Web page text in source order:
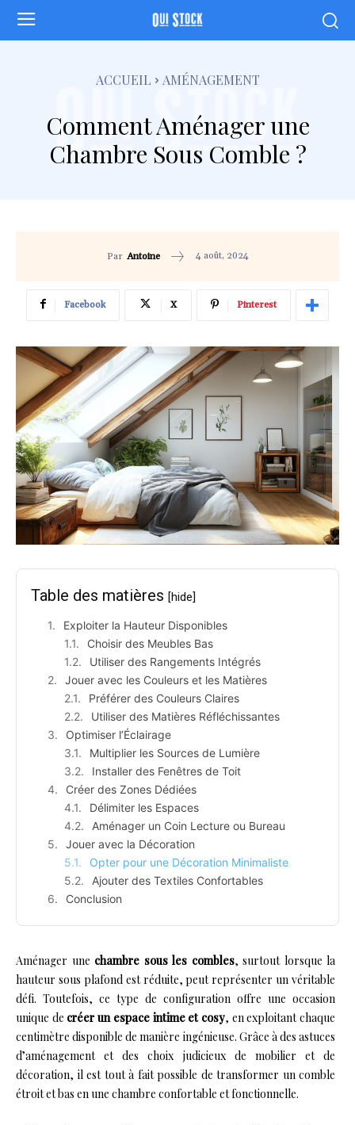
ACCUEIL AMÉNAGEMENT
Comment Aménager une
Chambre Sous Comble ?
Par Antoine 4 août, 2024
Facebook X Pinterest
Table des matières [hide]
Exploiter la Hauteur Disponibles
Choisir des Meubles Bas
Utiliser des Rangements Intégrés
Jouer avec les Couleurs et les Matières
Préférer des Couleurs Claires
Utiliser des Matières Réfléchissantes
Optimiser l’Éclairage
Multiplier les Sources de Lumière
Installer des Fenêtres de Toit
Créer des Zones Dédiées
Délimiter les Espaces
Aménager un Coin Lecture ou Bureau
Jouer avec la Décoration
Opter pour une Décoration Minimaliste
Ajouter des Textiles Confortables
Conclusion
Aménager une chambre sous les combles, surtout lorsque la
hauteur sous plafond est réduite, peut représenter un véritable
défi. Toutefois, ce type de configuration offre une occasion
unique de créer un espace intime et cosy, en exploitant chaque
centimètre disponible de manière ingénieuse. Grâce à des astuces
d’aménagement et des choix judicieux de mobilier et de
décoration, il est tout à fait possible de transformer un comble
étroit et bas en une chambre confortable et fonctionnelle.